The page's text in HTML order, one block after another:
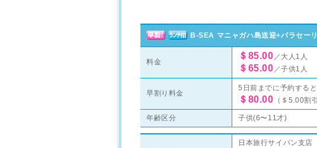
B-SEA マニャガハ島送迎+パラセー
料金
＄85.00 ／大人1人
＄65.00 ／子供1人
早割り料金
5日前までに予約すると
＄80.00 （＄5.00割
年齢区分 子供(6〜11才)
日本旅行サイパン支店